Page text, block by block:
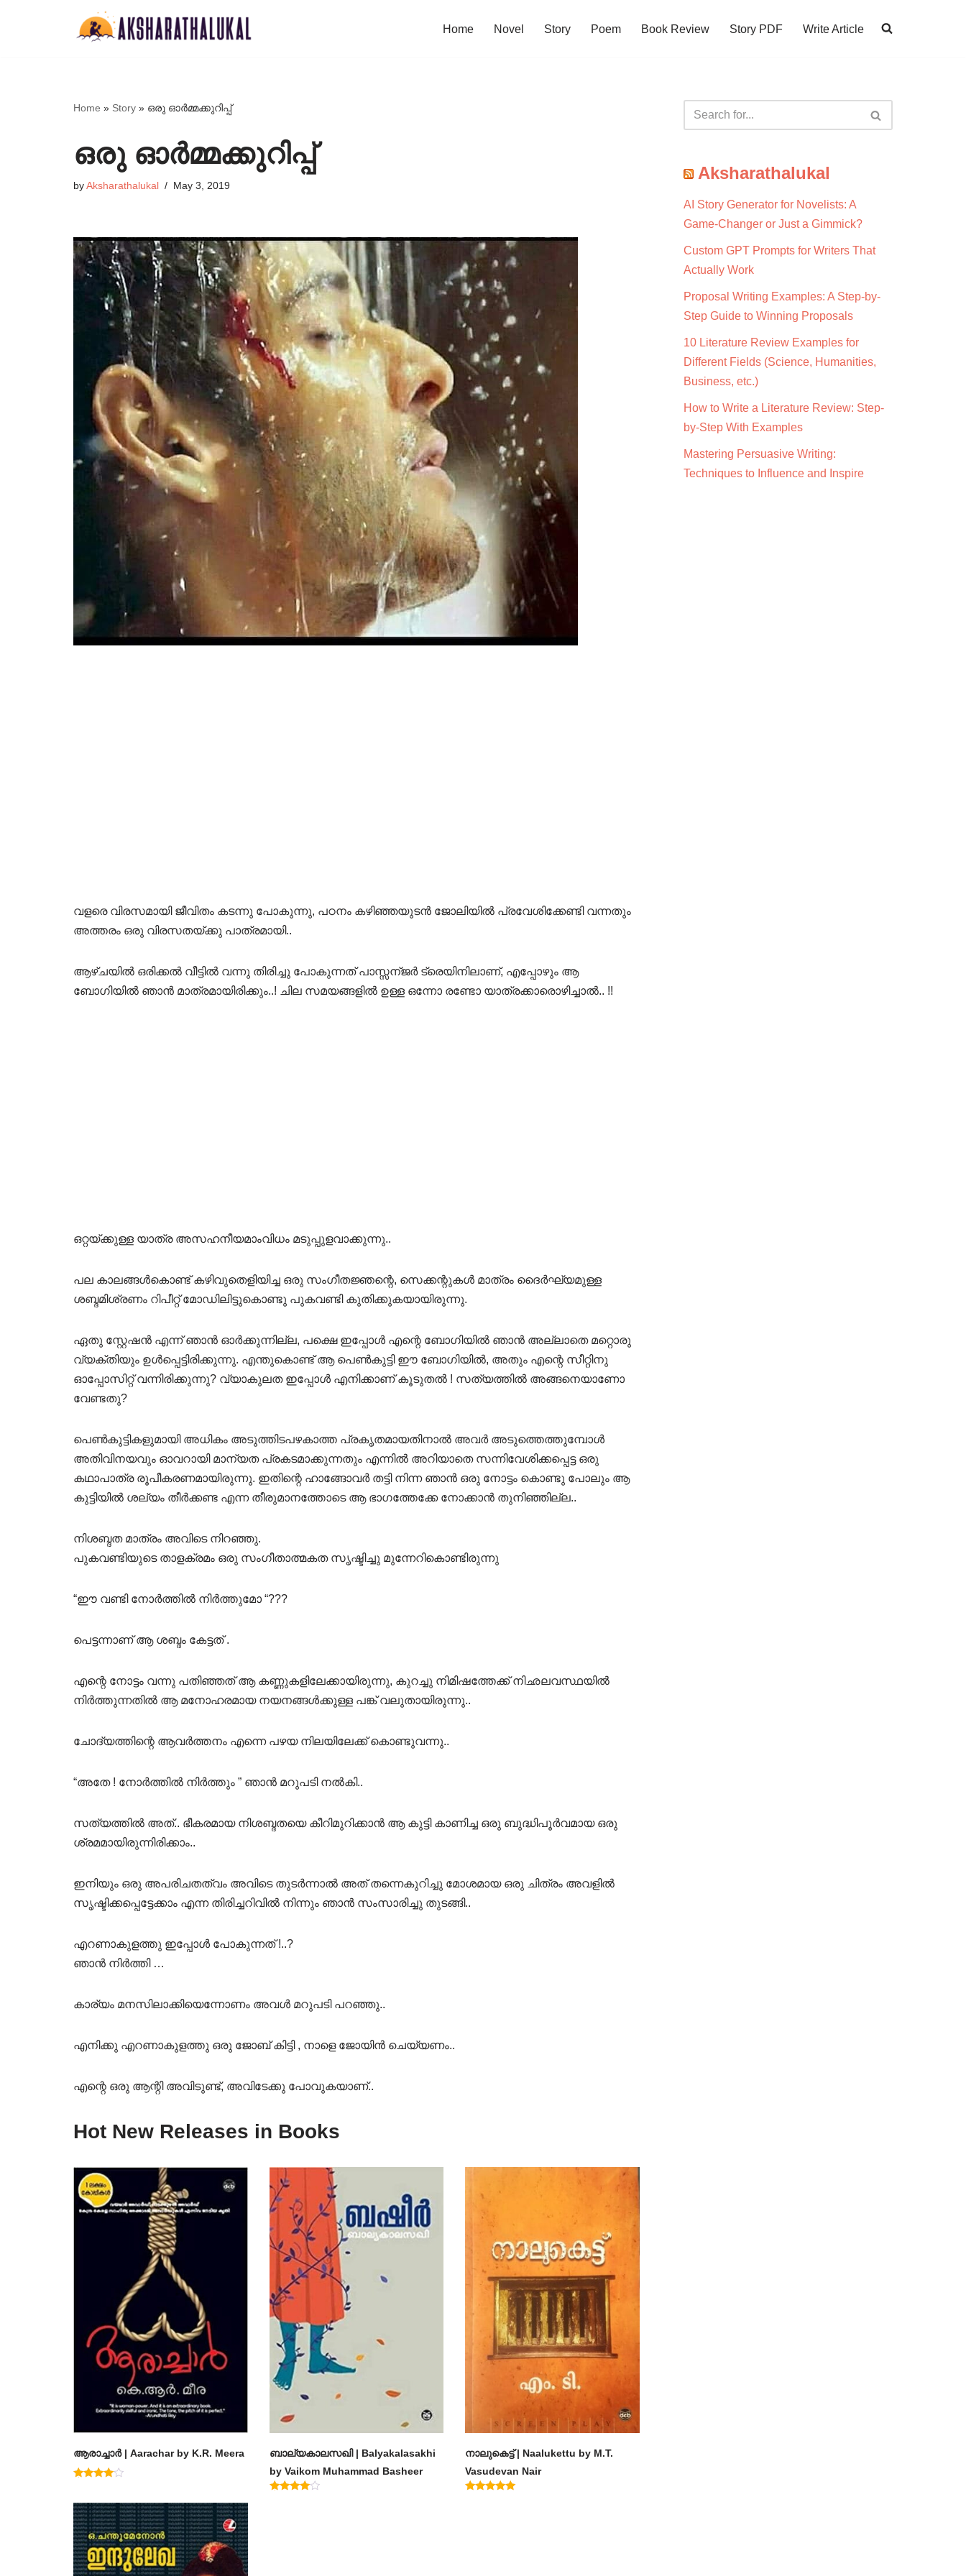
Home Novel Story Poem Book Review Story PDF Write Article
Home » Story » ഒരു ഓർമ്മക്കുറിപ്പ്
ഒരു ഓർമ്മക്കുറിപ്പ്
byAksharathalukal May 3, 2019
വളരെ വിരസമായി ജീവിതം കടന്നു പോകുന്നു, പഠനം കഴിഞ്ഞയുടൻ ജോലിയിൽ പ്രവേശിക്കേണ്ടി വന്നതും
അത്തരം ഒരു വിരസതയ്ക്കു പാത്രമായി..
ആഴ്ചയിൽ ഒരിക്കൽ വീട്ടിൽ വന്നു തിരിച്ചു പോകുന്നത് പാസ്സന്ജർ ട്രെയിനിലാണ്, എപ്പോഴും ആ
ബോഗിയിൽ ഞാൻ മാത്രമായിരിക്കും..! ചില സമയങ്ങളിൽ ഉള്ള ഒന്നോ രണ്ടോ യാത്രക്കാരൊഴിച്ചാൽ.. !!
ഒറ്റയ്ക്കുള്ള യാത്ര അസഹനീയമാംവിധം മടുപ്പുളവാക്കുന്നു..
പല കാലങ്ങൾകൊണ്ട് കഴിവുതെളിയിച്ച ഒരു സംഗീതജ്ഞന്റെ, സെക്കന്റുകൾ മാത്രം ദൈർഘ്യമുള്ള
ശബ്ദമിശ്രണം റിപീറ്റ് മോഡിലിട്ടുകൊണ്ടു പുകവണ്ടി കുതിക്കുകയായിരുന്നു.
ഏതു സ്റ്റേഷൻ എന്ന് ഞാൻ ഓർക്കുന്നില്ല, പക്ഷെ ഇപ്പോൾ എന്റെ ബോഗിയിൽ ഞാൻ അല്ലാതെ മറ്റൊരു
വ്യക്തിയും ഉൾപ്പെട്ടിരിക്കുന്നു. എന്തുകൊണ്ട് ആ പെൺകുട്ടി ഈ ബോഗിയിൽ, അതും എന്റെ സീറ്റിനു
ഓപ്പോസിറ്റ് വന്നിരിക്കുന്നു? വ്യാകുലത ഇപ്പോൾ എനിക്കാണ് കൂടുതൽ ! സത്യത്തിൽ അങ്ങനെയാണോ
വേണ്ടതു?
പെൺകുട്ടികളുമായി അധികം അടുത്തിടപഴകാത്ത പ്രകൃതമായതിനാൽ അവർ അടുത്തെത്തുമ്പോൾ
അതിവിനയവും ഓവറായി മാന്യത പ്രകടമാക്കുന്നതും എന്നിൽ അറിയാതെ സന്നിവേശിക്കപ്പെട്ട ഒരു
കഥാപാത്ര രൂപീകരണമായിരുന്നു. ഇതിന്റെ ഹാങ്ങോവർ തട്ടി നിന്ന ഞാൻ ഒരു നോട്ടം കൊണ്ടു പോലും ആ
കുട്ടിയിൽ ശല്യം തീർക്കണ്ട എന്ന തീരുമാനത്തോടെ ആ ഭാഗത്തേക്കേ നോക്കാൻ തുനിഞ്ഞില്ല..
നിശബ്ദത മാത്രം അവിടെ നിറഞ്ഞു.
പുകവണ്ടിയുടെ താളക്രമം ഒരു സംഗീതാത്മകത സൃഷ്ടിച്ചു മുന്നേറികൊണ്ടിരുന്നു
“ഈ വണ്ടി നോർത്തിൽ നിർത്തുമോ “???
പെട്ടന്നാണ് ആ ശബ്ദം കേട്ടത് .
എന്റെ നോട്ടം വന്നു പതിഞ്ഞത് ആ കണ്ണുകളിലേക്കായിരുന്നു, കുറച്ചു നിമിഷത്തേക്ക് നിഛലവസ്ഥയിൽ
നിർത്തുന്നതിൽ ആ മനോഹരമായ നയനങ്ങൾക്കുള്ള പങ്ക് വലുതായിരുന്നു..
ചോദ്യത്തിന്റെ ആവർത്തനം എന്നെ പഴയ നിലയിലേക്ക് കൊണ്ടുവന്നു..
“അതേ ! നോർത്തിൽ നിർത്തും ” ഞാൻ മറുപടി നൽകി..
സത്യത്തിൽ അത്.. ഭീകരമായ നിശബ്ദതയെ കീറിമുറിക്കാൻ ആ കുട്ടി കാണിച്ച ഒരു ബുദ്ധിപൂർവമായ ഒരു
ശ്രമമായിരുന്നിരിക്കാം..
ഇനിയും ഒരു അപരിചതത്വം അവിടെ തുടർന്നാൽ അത് തന്നെകുറിച്ചു മോശമായ ഒരു ചിത്രം അവളിൽ
സൃഷ്ടിക്കപ്പെട്ടേക്കാം എന്ന തിരിച്ചറിവിൽ നിന്നും ഞാൻ സംസാരിച്ചു തുടങ്ങി..
എറണാകുളത്തു ഇപ്പോൾ പോകുന്നത് !..?
ഞാൻ നിർത്തി …
കാര്യം മനസിലാക്കിയെന്നോണം അവൾ മറുപടി പറഞ്ഞു..
എനിക്കു എറണാകുളത്തു ഒരു ജോബ് കിട്ടി , നാളെ ജോയിൻ ചെയ്യണം..
എന്റെ ഒരു ആന്റി അവിടുണ്ട്, അവിടേക്കു പോവുകയാണ്..
Hot New Releases in Books
ആരാച്ചാര്‍ | Aarachar by K.R. Meera
out of 5
ബാല്യകാലസഖി | Balyakalasakhi
by Vaikom Muhammad Basheer
നാലുകെട്ട് | Naalukettu by M.T.
Vasudevan Nair
Aksharathalukal
AI Story Generator for Novelists: A
Game-Changer or Just a Gimmick?
Custom GPT Prompts for Writers That
Actually Work
Proposal Writing Examples: A Step-by-
Step Guide to Winning Proposals
10 Literature Review Examples for
Different Fields (Science, Humanities,
Business, etc.)
How to Write a Literature Review: Step-
by-Step With Examples
Mastering Persuasive Writing:
Techniques to Influence and Inspire